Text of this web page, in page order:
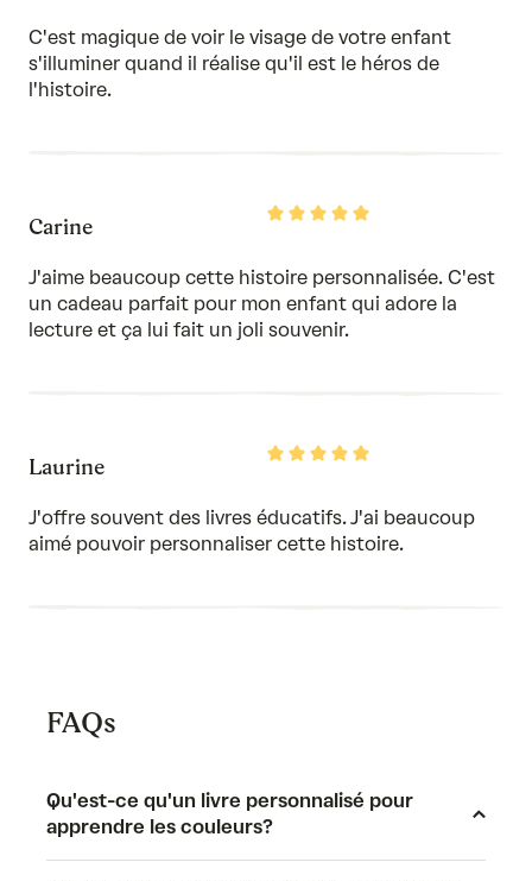
C'est magique de voir le visage de votre enfant
s'illuminer quand il réalise qu'il est le héros de
l'histoire.
Rated
of
Carine
J'aime beaucoup cette histoire personnalisée. C'est
un cadeau parfait pour mon enfant qui adore la
lecture et ça lui fait un joli souvenir.
Rated
of
Laurine
J'offre souvent des livres éducatifs. J'ai beaucoup
aimé pouvoir personnaliser cette histoire.
FAQs
Qu'est-ce qu'un livre personnalisé pour
apprendre les couleurs?